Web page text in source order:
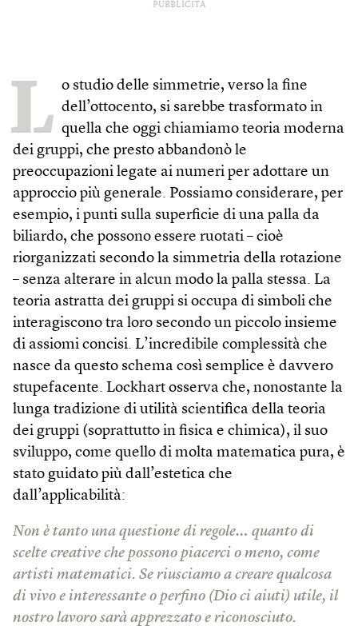
PUBBLICITÀ
L o studio delle simmetrie, verso la fine
dell’ottocento, si sarebbe trasformato in
quella che oggi chiamiamo teoria moderna
dei gruppi, che presto abbandonò le
preoccupazioni legate ai numeri per adottare un
approccio più generale. Possiamo considerare, per
esempio, i punti sulla superficie di una palla da
biliardo, che possono essere ruotati – cioè
riorganizzati secondo la simmetria della rotazione
– senza alterare in alcun modo la palla stessa. La
teoria astratta dei gruppi si occupa di simboli che
interagiscono tra loro secondo un piccolo insieme
di assiomi concisi. L’incredibile complessità che
nasce da questo schema così semplice è davvero
stupefacente. Lockhart osserva che, nonostante la
lunga tradizione di utilità scientifica della teoria
dei gruppi (soprattutto in fisica e chimica), il suo
sviluppo, come quello di molta matematica pura, è
stato guidato più dall’estetica che
dall’applicabilità:
Non è tanto una questione di regole… quanto di
scelte creative che possono piacerci o meno, come
artisti matematici. Se riusciamo a creare qualcosa
di vivo e interessante o perfino (Dio ci aiuti) utile, il
nostro lavoro sarà apprezzato e riconosciuto.